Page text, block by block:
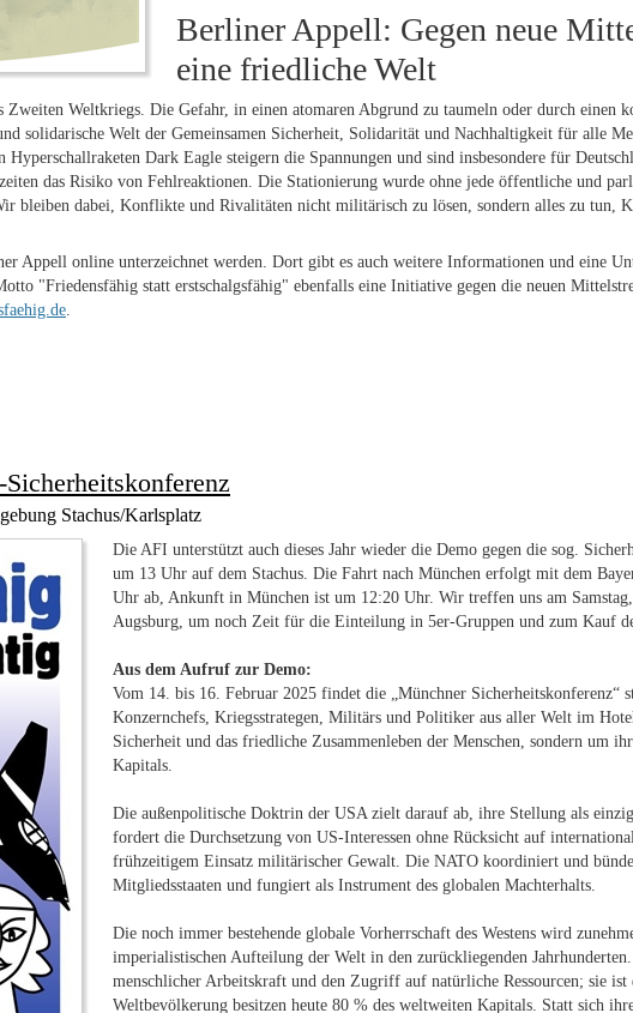
Berliner Appell: Gegen neue
eine friedliche Welt
Zweiten Weltkriegs. Die Gefahr, in einen atomaren Abgrund zu taumeln oder durch einen
solidarische Welt der Gemeinsamen Sicherheit, Solidarität und Nachhaltigkeit für alle
Dark Eagle steigern die Spannungen und sind insbesondere für
das Risiko von Fehlreaktionen. Die Stationierung wurde ohne jede öffentliche und
bleiben dabei, Konflikte und Rivalitäten nicht militärisch zu lösen, sondern alles zu tun,
Appell online unterzeichnet werden. Dort gibt es auch weitere Informationen und eine
"Friedensfähig statt erstschalgsfähig" ebenfalls eine Initiative gegen die neuen
Stachus/Karlsplatz
Die AFI unterstützt auch dieses Jahr wieder die Demo gegen die sog.
um 13 Uhr auf dem Stachus. Die Fahrt nach München erfolgt mit dem
Uhr ab, Ankunft in München ist um 12:20 Uhr. Wir treffen uns am
Augsburg, um noch Zeit für die Einteilung in 5er-Gruppen und zum Kauf
Aus dem Aufruf zur Demo:
Vom 14. bis 16. Februar 2025 findet die „Münchner Sicherheitskonferenz“
Konzernchefs, Kriegsstrategen, Militärs und Politiker aus aller Welt im
Sicherheit und das friedliche Zusammenleben der Menschen, sondern um
Kapitals.
Die außenpolitische Doktrin der USA zielt darauf ab, ihre Stellung als
fordert die Durchsetzung von US-Interessen ohne Rücksicht auf
frühzeitigem Einsatz militärischer Gewalt. Die NATO koordiniert und
Mitgliedsstaaten und fungiert als Instrument des globalen Machterhalts.
Die noch immer bestehende globale Vorherrschaft des Westens wird
imperialistischen Aufteilung der Welt in den zurückliegenden
menschlicher Arbeitskraft und den Zugriff auf natürliche Ressourcen; sie
Weltbevölkerung besitzen heute 80 % des weltweiten Kapitals. Statt sich